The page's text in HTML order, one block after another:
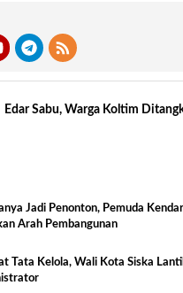
Edar Sabu, Warga Koltim
Jadi Penonton, Pemuda
Arah Pembangunan
Tata Kelola, Wali Kota Siska